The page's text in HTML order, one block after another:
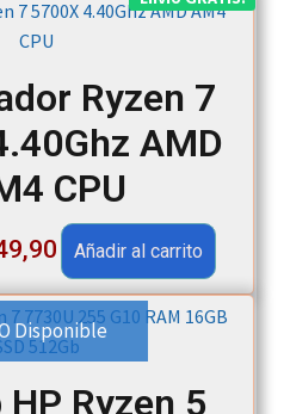
Ryzen 7
AMD
CPU
Current
price
is:
$249,90.
Añadir al carrito
Disponible
Ryzen 5